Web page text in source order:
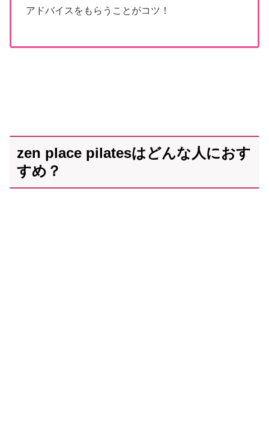
アドバイスをもらうことがコツ！
zen place pilatesはどんな人におす
すめ？